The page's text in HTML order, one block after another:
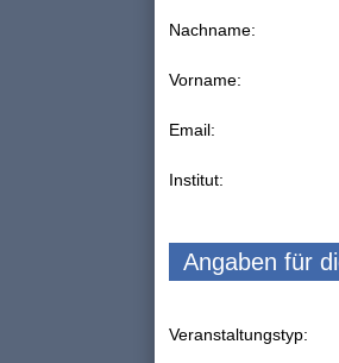
Nachname:
Vorname:
Email:
Institut:
Angaben für
Veranstaltungstyp: